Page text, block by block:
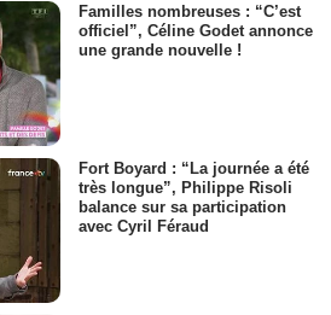
Familles nombreuses : “C’est
officiel”, Céline Godet annonce
une grande nouvelle !
Fort Boyard : “La journée a été
très longue”, Philippe Risoli
balance sur sa participation
avec Cyril Féraud